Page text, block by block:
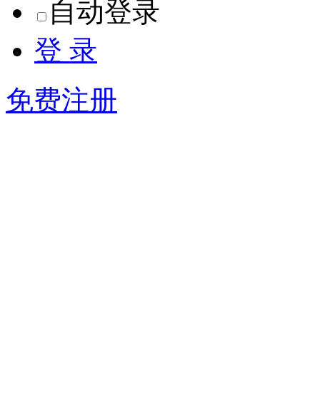
自动登录
登 录
免费注册